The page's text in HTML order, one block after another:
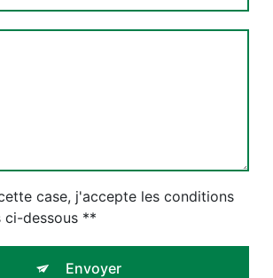
case, j'accepte les conditions
ci-dessous **
Envoyer